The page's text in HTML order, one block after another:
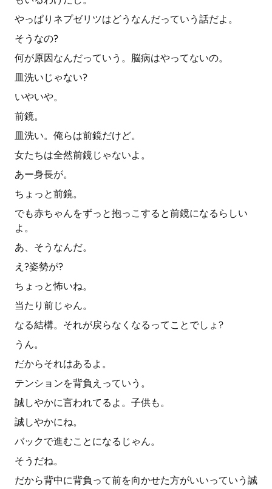
やっぱりネプゼリツはどうなんだっていう話だよ。
そうなの?
何が原因なんだっていう。脳病はやってないの。
皿洗いじゃない?
いやいや。
前鏡。
皿洗い。俺らは前鏡だけど。
女たちは全然前鏡じゃないよ。
あー身長が。
ちょっと前鏡。
でも赤ちゃんをずっと抱っこすると前鏡になるらしい
よ。
あ、そうなんだ。
え?姿勢が?
ちょっと怖いね。
当たり前じゃん。
なる結構。それが戻らなくなるってことでしょ?
うん。
だからそれはあるよ。
テンションを背負えっていう。
誠しやかに言われてるよ。子供も。
誠しやかにね。
バックで進むことになるじゃん。
そうだね。
だから背中に背負って前を向かせた方がいいっていう誠